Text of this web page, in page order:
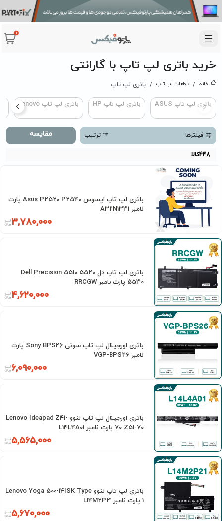
0
خرید باتری لپ تاپ با گارانتی
خانه قطعات لپ تاپ باتری لپ تاپ
باتری لپ تاپ ASUS باتری لپ تاپ HP باتری لپ تاپ Lenovo
فیلترها ترتیب مقایسه
448کالا
باتری لپ تاپ ایسوس Asus P2520 P2540 پارت
نامبر A32N1331
3,780,000
باتری لپ تاپ دل Dell Precision 5510 5520
5530 پارت نامبر RRCGW
4,620,000
باتری اورجینال لپ تاپ سونی Sony BPS26 پارت
نامبر VGP-BPS26
6,090,000
باتری اورجینال لپ تاپ لنوو Lenovo Ideapad Z41-
70 Z51-70 پارت نامبر L14L4A01
5,565,000
باتری لپ تاپ لنوو Lenovo Yoga 500-14ISK Type
1 پارت نامبر L14M2P21
5,670,000